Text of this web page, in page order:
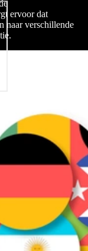
ervoor dat
naar verschillende